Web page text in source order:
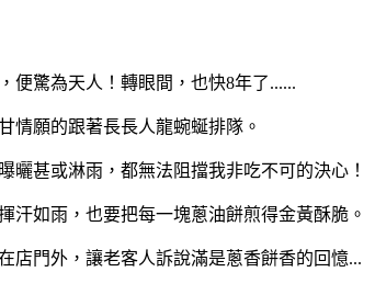
便驚為天人！轉眼間，也快8年了......
情願的跟著長長人龍蜿蜒排隊。
曬甚或淋雨，都無法阻擋我非吃不可的決心！
汗如雨，也要把每一塊蔥油餅煎得金黃酥脆。
店門外，讓老客人訴說滿是蔥香餅香的回憶...